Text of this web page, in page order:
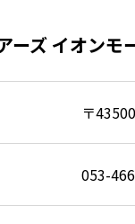
ーズ イオンモ
〒
053-